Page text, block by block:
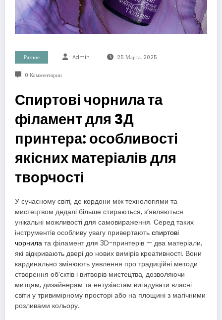
Разное Admin 25 Марта, 2025
0 Комментарии
Спиртові чорнила та
філамент для 3Д
принтера: особливості
якісних матеріалів для
творчості
У сучасному світі, де кордони між технологіями та
мистецтвом дедалі більше стираються, з’являються
унікальні можливості для самовираження. Серед таких
інструментів особливу увагу привертають спиртові
чорнила та філамент для 3D-принтерів — два матеріали,
які відкривають двері до нових вимірів креативності. Вони
кардинально змінюють уявлення про традиційні методи
створення об’єктів і витворів мистецтва, дозволяючи
митцям, дизайнерам та ентузіастам вигадувати власні
світи у тривимірному просторі або на площині з магічними
розливами кольору.